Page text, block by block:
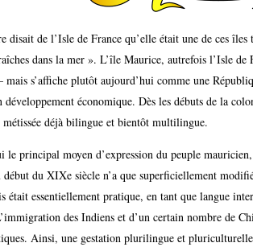
disait de l’Isle de France qu’elle était une de ces
dans la mer ». L’île Maurice, autrefois l’Isle
mais s’affiche plutôt aujourd’hui comme une
développement économique. Dès les débuts de la
déjà bilingue et bientôt multilingue.
le principal moyen d’expression du peuple
du XIXe siècle n’a que superficiellement
était essentiellement pratique, en tant que langue
des Indiens et d’un certain nombre de
Ainsi, une gestation plurilingue et